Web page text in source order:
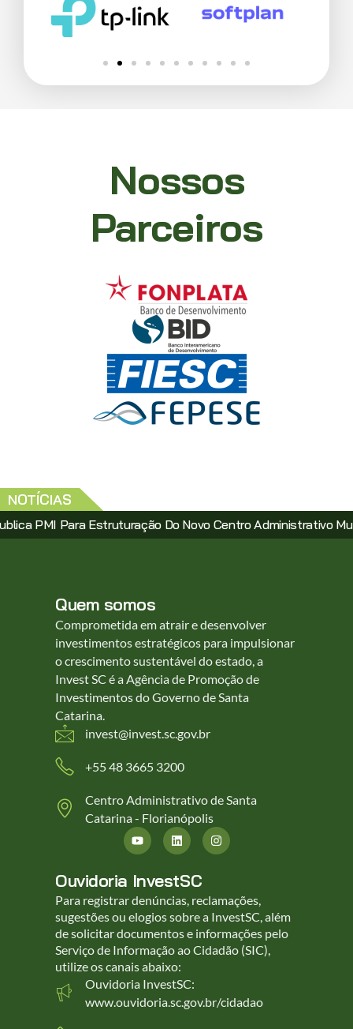
Nossos
Parceiros
NOTÍCIAS
Para Estruturação Do Novo Centro Administrativo Municipal
Quem somos
Comprometida em atrair e desenvolver
investimentos estratégicos para impulsionar
o crescimento sustentável do estado, a
Invest SC é a Agência de Promoção de
Investimentos do Governo de Santa
Catarina.
invest@invest.sc.gov.br
+55 48 3665 3200
Centro Administrativo de Santa
Catarina - Florianópolis
Ouvidoria InvestSC
Para registrar denúncias, reclamações,
sugestões ou elogios sobre a InvestSC, além
de solicitar documentos e informações pelo
Serviço de Informação ao Cidadão (SIC),
utilize os canais abaixo:
Ouvidoria InvestSC:
www.ouvidoria.sc.gov.br/cidadao